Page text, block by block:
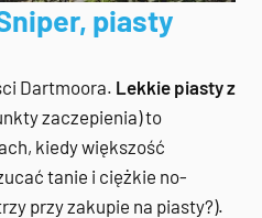
piasty
Dartmoora. Lekkie piasty z
zaczepienia) to
kiedy większość
tanie i ciężkie no-
przy zakupie na piasty?).